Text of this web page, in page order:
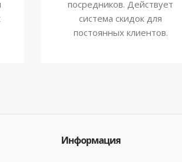
посредников. Действует
система скидок для
постоянных клиентов.
Информация